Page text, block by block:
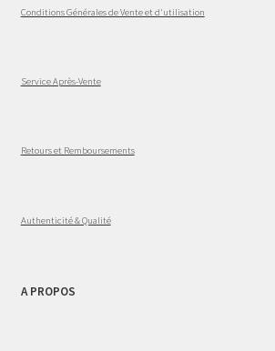
Conditions Générales de Vente et d'utilisation
Service Après-Vente
Retours et Remboursements
Authenticité & Qualité
A PROPOS